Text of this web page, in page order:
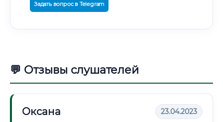
Задать вопрос в Telegram
💬 Отзывы слушателей
Оксана 23.04.2023